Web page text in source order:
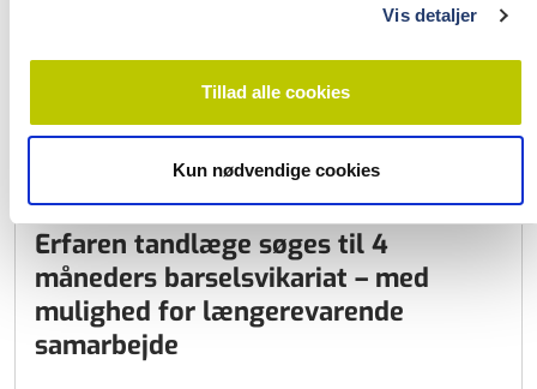
Vis detaljer
Tillad alle cookies
Kun nødvendige cookies
Amager Tandklinik • Tandlæge
Erfaren tandlæge søges til 4
måneders barselsvikariat – med
mulighed for længerevarende
samarbejde